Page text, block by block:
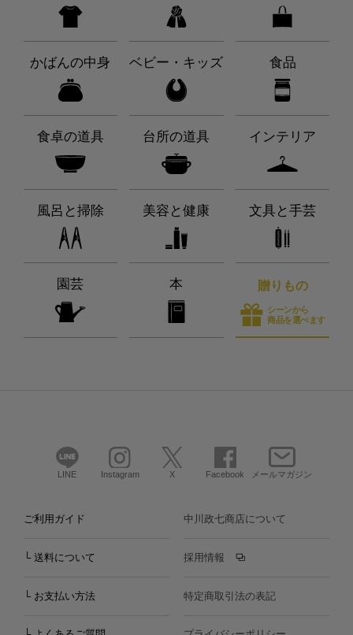
かばんの中身 ベビー・キッズ 食品
食卓の道具 台所の道具 インテリア
風呂と掃除 美容と健康 文具と手芸
園芸 本 贈りもの
シーンから
商品を選べます
LINE Instagram X Facebook メールマガジン
ご利用ガイド
└ 送料について
└ お支払い方法
中川政七商店について
採用情報
特定商取引法の表記